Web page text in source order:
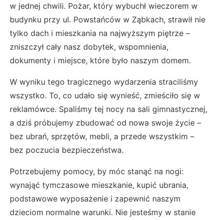
w jednej chwili. Pożar, który wybuchł wieczorem w
budynku przy ul. Powstańców w Ząbkach, strawił nie
tylko dach i mieszkania na najwyższym piętrze –
zniszczył cały nasz dobytek, wspomnienia,
dokumenty i miejsce, które było naszym domem.
W wyniku tego tragicznego wydarzenia straciliśmy
wszystko. To, co udało się wynieść, zmieściło się w
reklamówce. Spaliśmy tej nocy na sali gimnastycznej,
a dziś próbujemy zbudować od nowa swoje życie –
bez ubrań, sprzętów, mebli, a przede wszystkim –
bez poczucia bezpieczeństwa.
Potrzebujemy pomocy, by móc stanąć na nogi:
wynająć tymczasowe mieszkanie, kupić ubrania,
podstawowe wyposażenie i zapewnić naszym
dzieciom normalne warunki. Nie jesteśmy w stanie